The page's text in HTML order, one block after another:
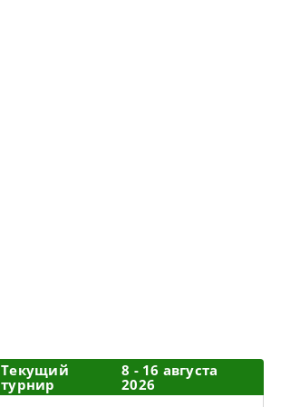
Текущий
турнир
8 - 16 августа
2026